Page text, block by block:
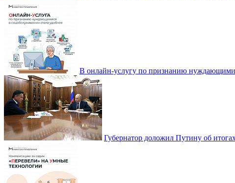
В онлайн-услугу по признанию
Губернатор доложил Путину об